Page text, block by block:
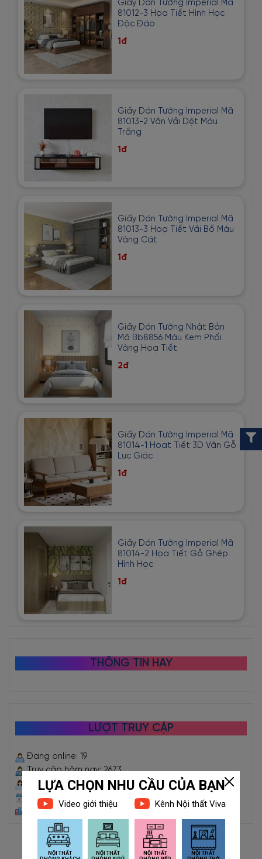
Giấy Dán Tường Imperial Mã
81012-3 Họa Tiết Hình Học
Độc Đáo
1đ
Giấy Dán Tường Imperial Mã
81013-2 Vân Vải Dệt Màu
Trắng
1đ
Giấy Dán Tường Imperial Mã
81013-3 Hoạ Tiết Vải Bố Màu
Vàng Cát
1đ
Giấy Dán Tường Nhật Bản
Mã Bb8856 Màu Kem Phối
Vàng Hoạ Tiết
2đ
Giấy Dán Tường Imperial Mã
81014-1 Hoạt Tiết 3D Vân Gỗ
Lục Giác
1đ
Giấy Dán Tường Imperial Mã
81014-2 Họa Tiết Gỗ Ghép
Hình Học
1đ
THÔNG TIN HAY
LƯỢT TRUY CẬP
Đang online: 19
Truy cập hôm nay: 2673
Truy cập hôm qua: 5068
Truy cập trong tháng: 60429
Tổng truy cập: 2473998